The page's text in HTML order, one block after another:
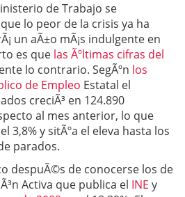
de Trabajo se
lo peor de la crisis ya ha
un aÃ±o mÃ¡s indulgente en
es que las Ãºltimas cifras del
lo contrario. SegÃºn los
de Empleo Estatal el
creciÃ³ en 124.890
al mes anterior, lo que
3,8% y sitÃºa el eleva hasta los
parados.
despuÃ©s de conocerse los de
Activa que publica el INE y